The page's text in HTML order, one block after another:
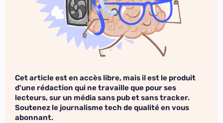
Cet article est en accès libre, mais il est le produit
d'une rédaction qui ne travaille que pour ses
lecteurs, sur un média sans pub et sans tracker.
Soutenez le journalisme tech de qualité en vous
abonnant.